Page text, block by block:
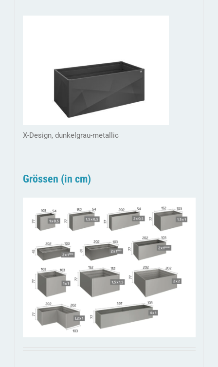
X-Design, dunkelgrau-metallic
Grössen (in cm)